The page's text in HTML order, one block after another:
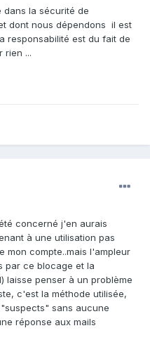
dans la sécurité de
dont nous dépendons il est
responsabilité est du fait de
rien ...
concerné j'en aurais
à une utilisation pas
mon compte..mais l'ampleur
par ce blocage et la
laisse penser à un problème
c'est la méthode utilisée,
sans aucune
réponse aux mails